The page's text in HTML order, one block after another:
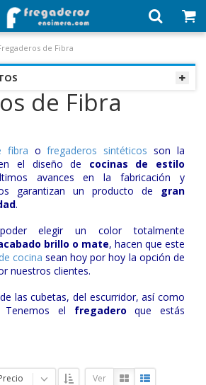
de Fibra
de Fibra
fibra ofregaderos sintéticos son la
el diseño de cocinas de estilo
avances en la fabricación y
garantizan un producto de gran
.
elegir un color totalmente
brillo o mate, hacen que este
cocina sean hoy por hoy la opción de
nuestros clientes.
las cubetas, del escurridor, así como
el fregadero que estás
Ver